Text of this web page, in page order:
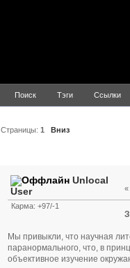
Поиск Тэги Ссылки
Страницы:1 Вниз
Unlocal
User
Карма: +97/-1
«
Мы привыкли, что научная
паранормального, что, в
объективное изучение